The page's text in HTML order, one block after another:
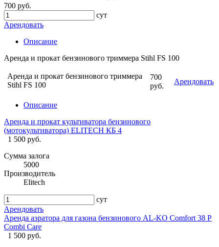
700 руб.
сут
Арендовать
Описание
Аренда и прокат бензинового триммера Stihl FS 100
Аренда и прокат бензинового триммера
Stihl FS 100
700
руб.
Арендовать
Описание
Аренда и прокат культиватора бензинового
(мотокультиватора) ELITECH КБ 4
1 500 руб.
Сумма залога
5000
Производитель
Elitech
сут
Арендовать
Аренда аэратора для газона бензинового AL-KO Comfort 38 P
Combi Care
1 500 руб.